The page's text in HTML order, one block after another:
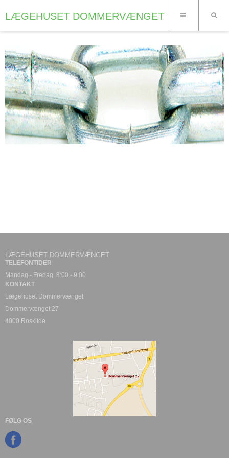
LÆGEHUSET DOMMERVÆNGET
LÆGEHUSET DOMMERVÆNGET
TELEFONTIDER
Mandag - Fredag 8:00 - 9:00
KONTAKT
Lægehuset Dommervænget
Dommervænget 27
4000 Roskilde
FØLG OS